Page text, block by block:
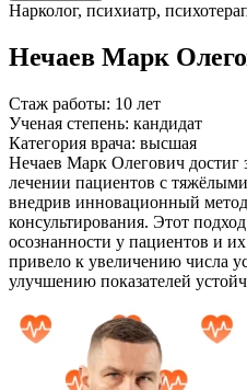
Нарколог, психиатр,
Нечаев Марк
Стаж работы: 10 лет
Ученая степень: кандидат
Категория врача: высшая
Нечаев Марк Олегович достиг
лечении пациентов с
внедрив инновационный
консультирования. Этот
осознанности у пациентов и
привело к увеличению числа
улучшению показателей